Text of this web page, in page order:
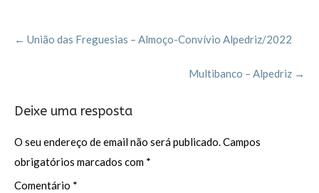
navigation
← União das Freguesias – Almoço-Convívio Alpedriz/2022
Multibanco – Alpedriz →
Deixe uma resposta
O seu endereço de email não será publicado.Campos
obrigatórios marcados com *
Comentário *